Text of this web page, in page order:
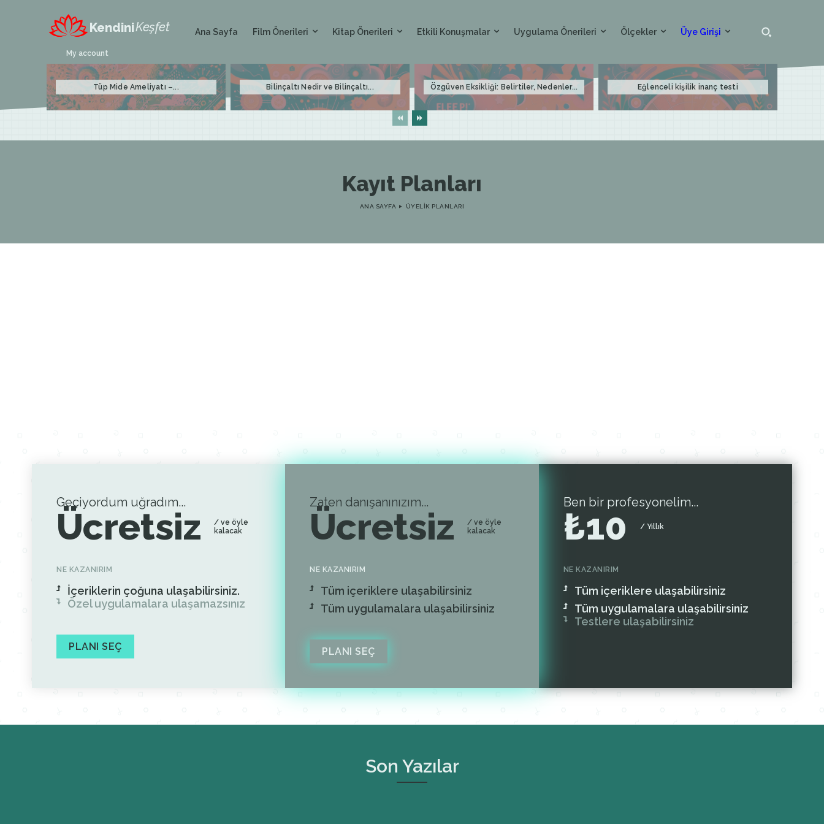
KendiniKeşfet
My account
Ana Sayfa Film Önerileri Kitap Önerileri Etkili Konuşmalar Uygulama Önerileri Ölçekler Üye Girişi
Tüp Mide Ameliyatı –... Bilinçaltı Nedir ve Bilinçaltı... Özgüven Eksikliği: Belirtiler, Nedenler... Eğlenceli kişilik inanç testi
Kayıt Planları
ANA SAYFA ÜYELIK PLANLARI
Geçiyordum uğradım...
Ücretsiz
/ ve öyle
kalacak
NE KAZANIRIM
İçeriklerin çoğuna ulaşabilirsiniz.
Özel uygulamalara ulaşamazsınız
PLANI SEÇ
Zaten danışanınızım...
Ücretsiz
/ ve öyle
kalacak
NE KAZANIRIM
Tüm içeriklere ulaşabilirsiniz
Tüm uygulamalara ulaşabilirsiniz
PLANI SEÇ
Ben bir profesyonelim...
₺10 / Yıllık
NE KAZANIRIM
Tüm içeriklere ulaşabilirsiniz
Tüm uygulamalara ulaşabilirsiniz
Testlere ulaşabilirsiniz
Son Yazılar